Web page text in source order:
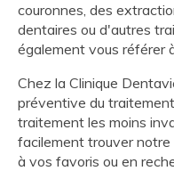
couronnes, des
dentaires ou d'autres
également vous référer
Chez la Clinique
préventive du
traitement les moins
facilement trouver
à vos favoris ou en